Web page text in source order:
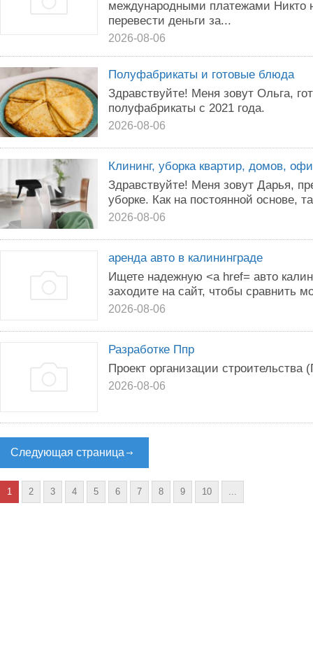
международными платежами Никто
перевести деньги за...
2026-08-06
Полуфабрикаты и готовые блюда
Здравствуйте! Меня зовут Ольга,
полуфабрикаты с 2021 года.
2026-08-06
Клининг, уборка квартир, домов,
Здравствуйте! Меня зовут Дарья,
уборке. Как на постоянной основе,
2026-08-06
аренда авто в калининграде
Ищете надежную <a href= авто
заходите на сайт, чтобы сравнить
2026-08-06
Разработке Ппр
Проект организации строительства
2026-08-06
Следующая страница
1 2 3 4 5 6 7 8 9 10 ...